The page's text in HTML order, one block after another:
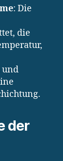
: Die
die
und
der